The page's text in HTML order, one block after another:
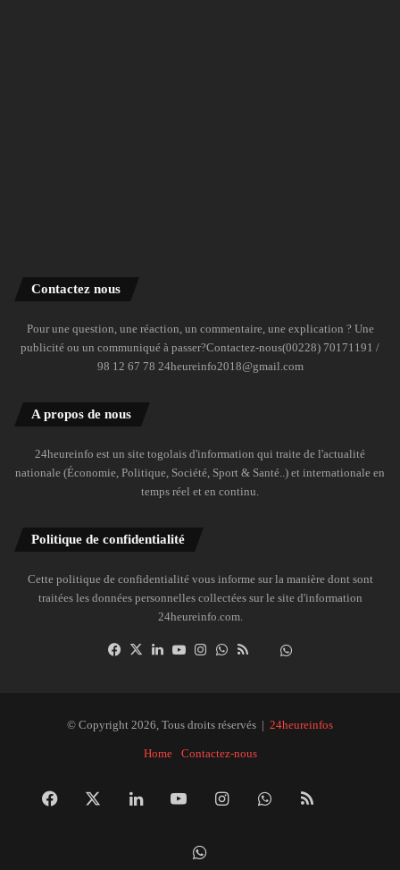
Contactez nous
Pour une question, une réaction, un commentaire, une explication ? Une
publicité ou un communiqué à passer?Contactez-nous(00228) 70171191 /
98 12 67 78 24heureinfo2018@gmail.com
A propos de nous
24heureinfo est un site togolais d'information qui traite de l'actualité
nationale (Économie, Politique, Société, Sport & Santé..) et internationale en
temps réel et en continu.
Politique de confidentialité
Cette politique de confidentialité vous informe sur la manière dont sont
traitées les données personnelles collectées sur le site d'information
24heureinfo.com.
Facebook
X LinkedinYouTubeInstagramWhatsAppDailymotion
© Copyright 2026, Tous droits réservés | 24heureinfos
Home Contactez-nous
Facebook LinkedinYouTubeInstagramWhatsApp
RSS